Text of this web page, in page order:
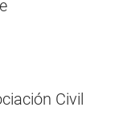
Civil